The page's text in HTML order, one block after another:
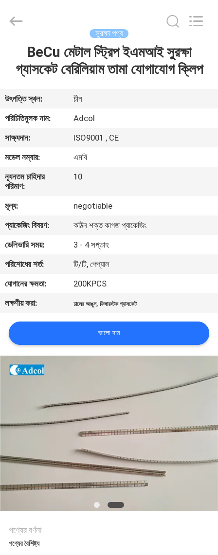
ভিডিও
আমাদের
সম্পর্কে
ভ্রমণ
মান
নিয়ন্ত্রণ
যোগাযোগ
করুন
খবর
মামলা
ম্যাপ
PRIVACY
POLICY
সুরক্ষা পণ্য
BeCu মেটাল স্ট্রিপ ইএমআই সুরক্ষা
গ্যাসকেট বেরিলিয়াম তামা যোগাযোগ ক্লিপ
উৎপত্তি স্থল:
চীন
পরিচিতিমুলক নাম:
Adcol
সাক্ষ্যদান:
ISO9001 , CE
মডেল নম্বার:
এমবি
ন্যূনতম চাহিদার
পরিমাণ:
10
মূল্য:
negotiable
প্যাকেজিং বিবরণ:
কঠিন শক্ত কাগজ প্যাকেজিং
ডেলিভারি সময়:
3 - 4 সপ্তাহ
পরিশোধের শর্ত:
টি/টি, পেপ্যাল
যোগানের ক্ষমতা:
200KPCS
লক্ষণীয় করা:
ঢালের আঙুল,ফিঙ্গারস্টক গ্যাসকেট
ভালো দাম
পণ্যের বর্ণনা
পণ্যের বৈশিষ্ট্য